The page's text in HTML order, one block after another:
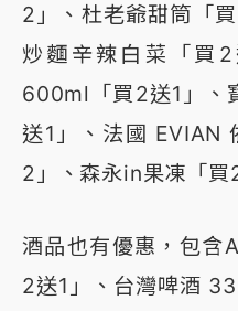
2」、杜老爺甜筒「
炒麵辛辣白菜「買
600ml「買2送1」、
送1」、法國 EVIAN
2」、森永in果凍「買
酒品也有優惠，包
2送1」、台灣啤酒